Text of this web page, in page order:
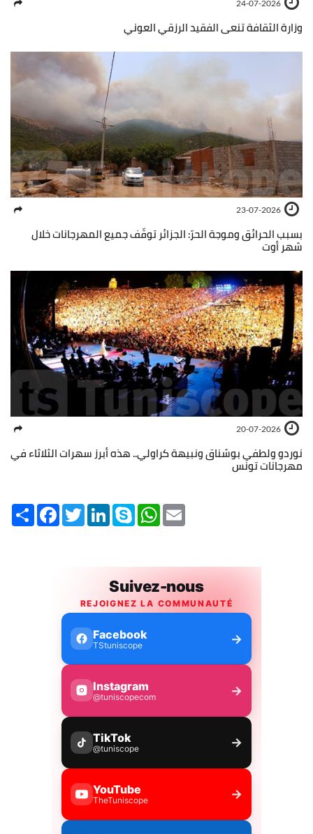
24-07-2026
وزارة الثقافة تنعى الفقيد الرزقي العوني
23-07-2026
بسبب الحرائق وموجة الحرّ: الجزائر توقّف جميع المهرجانات خلال
شهر أوت
20-07-2026
نوردو ولطفي بوشناق ونبيهة كراولي.. هذه أبرز سهرات الثلاثاء في
مهرجانات تونس
Share FacebookTwitterLinkedInSkype WhatsApp